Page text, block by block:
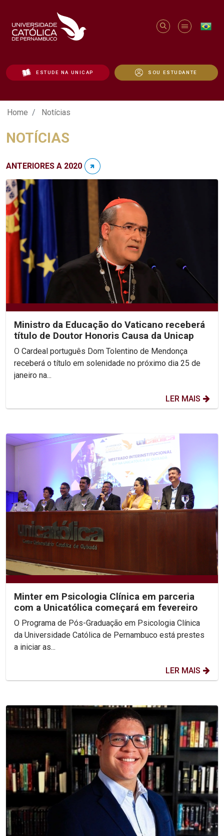
ESTUDE NA UNICAP SOU ESTUDANTE
Notícias - Unicap
Home Notícias
NOTÍCIAS
ANTERIORES A 2020
Ministro da Educação do Vaticano receberá
título de Doutor Honoris Causa da Unicap
O Cardeal português Dom Tolentino de Mendonça
receberá o título em solenidade no próximo dia 25 de
janeiro na...
LER MAIS
Minter em Psicologia Clínica em parceria
com a Unicatólica começará em fevereiro
O Programa de Pós-Graduação em Psicologia Clínica
da Universidade Católica de Pernambuco está prestes
a iniciar as...
LER MAIS